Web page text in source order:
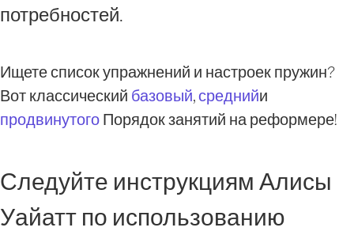
потребностей.
Ищете список упражнений и настроек пружин?
Вот классический базовый,среднийи
продвинутогоПорядок занятий на реформере!
Следуйте инструкциям Алисы
Уайатт по использованию